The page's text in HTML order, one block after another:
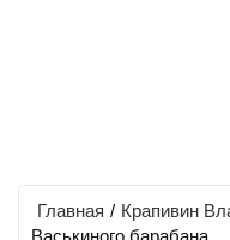
Главная / Крапивин
Васькиного барабана